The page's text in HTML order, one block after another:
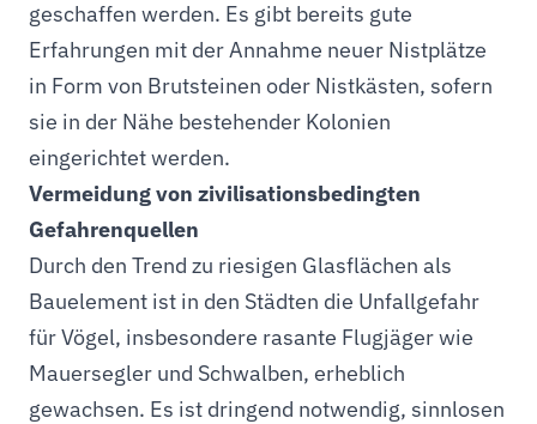
geschaffen werden. Es gibt bereits gute
Erfahrungen mit der Annahme neuer Nistplätze
in Form von Brutsteinen oder Nistkästen, sofern
sie in der Nähe bestehender Kolonien
eingerichtet werden.
Vermeidung von zivilisationsbedingten
Gefahrenquellen
Durch den Trend zu riesigen Glasflächen als
Bauelement ist in den Städten die Unfallgefahr
für Vögel, insbesondere rasante Flugjäger wie
Mauersegler und Schwalben, erheblich
gewachsen. Es ist dringend notwendig, sinnlosen